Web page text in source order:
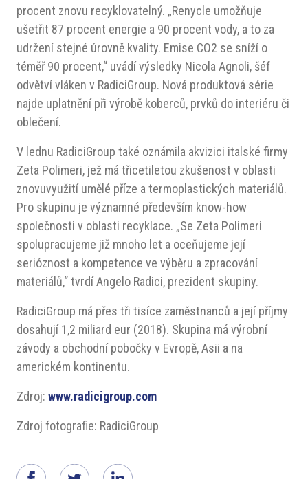
procent znovu recyklovatelný. „Renycle umožňuje
ušetřit 87 procent energie a 90 procent vody, a to za
udržení stejné úrovně kvality. Emise CO2 se sníží o
téměř 90 procent,“ uvádí výsledky Nicola Agnoli, šéf
odvětví vláken v RadiciGroup. Nová produktová série
najde uplatnění při výrobě koberců, prvků do interiéru či
oblečení.
V lednu RadiciGroup také oznámila akvizici italské firmy
Zeta Polimeri, jež má třicetiletou zkušenost v oblasti
znovuvyužití umělé příze a termoplastických materiálů.
Pro skupinu je významné především know-how
společnosti v oblasti recyklace. „Se Zeta Polimeri
spolupracujeme již mnoho let a oceňujeme její
serióznost a kompetence ve výběru a zpracování
materiálů,“ tvrdí Angelo Radici, prezident skupiny.
RadiciGroup má přes tři tisíce zaměstnanců a její příjmy
dosahují 1,2 miliard eur (2018). Skupina má výrobní
závody a obchodní pobočky v Evropě, Asii a na
americkém kontinentu.
Zdroj: www.radicigroup.com
Zdroj fotografie: RadiciGroup